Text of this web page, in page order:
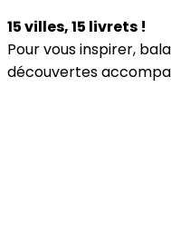
15 villes, 15 livrets !
Pour vous inspirer,
découvertes